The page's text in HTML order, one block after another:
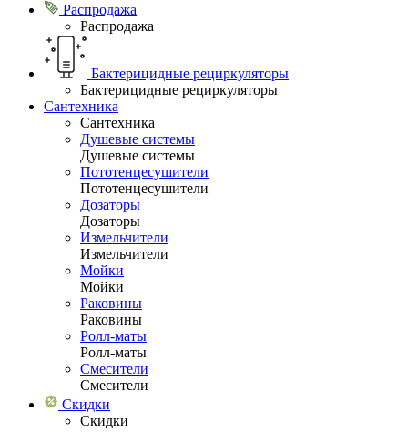
Распродажа
Распродажа
Бактерицидные рециркуляторы
Бактерицидные рециркуляторы
Сантехника
Сантехника
Душевые системы
Душевые системы
Пототенцесушители
Пототенцесушители
Дозаторы
Дозаторы
Измельчители
Измельчители
Мойки
Мойки
Раковины
Раковины
Ролл-маты
Ролл-маты
Смесители
Смесители
Скидки
Скидки